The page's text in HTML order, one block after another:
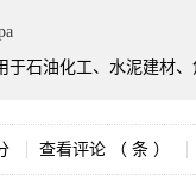
于石油化工、水泥建材
查看评论 （ 条 ）